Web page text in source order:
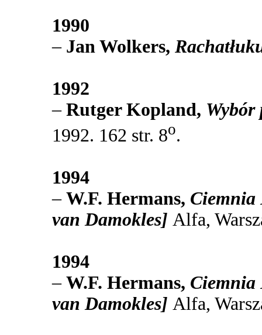
1990
– Jan Wolkers,
1992
– Rutger Kopland, Wybór
1992. 162 str. 8o.
1994
– W.F. Hermans, Ciemnia
van Damokles] Alfa,
1994
– W.F. Hermans, Ciemnia
van Damokles] Alfa,